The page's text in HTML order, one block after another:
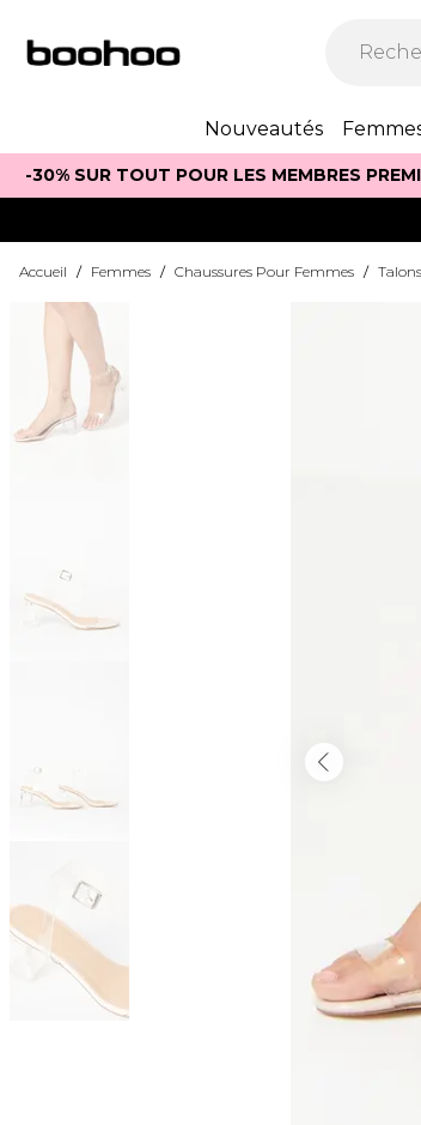
Nouveautés
-30% SUR TOUT POUR LES MEMBRES
Accueil / Femmes / Chaussures Pour Femmes / Talons